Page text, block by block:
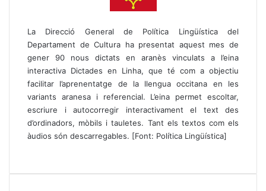
La Direcció General de Política Lingüística del
Departament de Cultura ha presentat aquest mes de
gener 90 nous dictats en aranès vinculats a l’eina
interactiva Dictades en Linha, que té com a objectiu
facilitar l’aprenentatge de la llengua occitana en les
variants aranesa i referencial. L’eina permet escoltar,
escriure i autocorregir interactivament el text des
d’ordinadors, mòbils i tauletes. Tant els textos com els
àudios són descarregables. [Font: Política Lingüística]